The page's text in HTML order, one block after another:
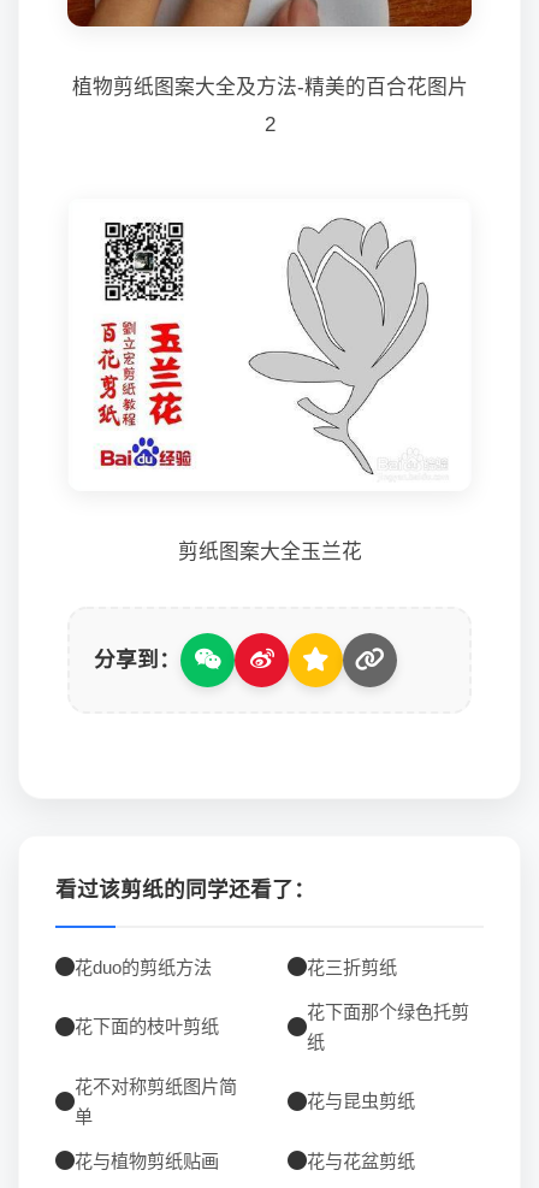
植物剪纸图案大全及方法-精美的百合花图片
2
剪纸图案大全玉兰花
分享到：
看过该剪纸的同学还看了：
花duo的剪纸方法 花三折剪纸
花下面的枝叶剪纸
花下面那个绿色托剪
纸
花不对称剪纸图片简
单
花与昆虫剪纸
花与植物剪纸贴画 花与花盆剪纸